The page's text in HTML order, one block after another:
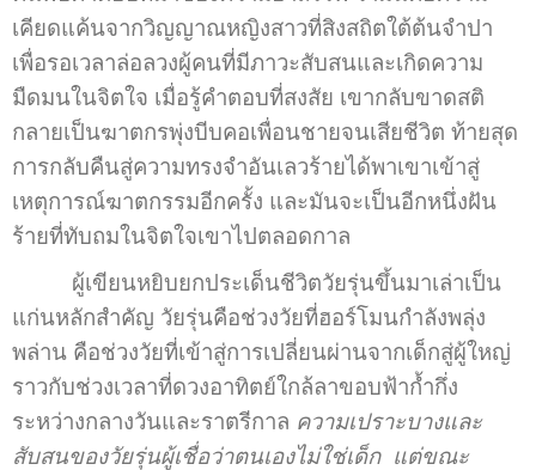
เคียดแค้นจากวิญญาณหญิงสาวที่สิงสถิตใต้ต้นจำปา
เพื่อรอเวลาล่อลวงผู้คนที่มีภาวะสับสนและเกิดความ
มืดมนในจิตใจ เมื่อรู้คำตอบที่สงสัย เขากลับขาดสติ
กลายเป็นฆาตกรพุ่งบีบคอเพื่อนชายจนเสียชีวิต ท้ายสุด
การกลับคืนสู่ความทรงจำอันเลวร้ายได้พาเขาเข้าสู่
เหตุการณ์ฆาตกรรมอีกครั้ง และมันจะเป็นอีกหนึ่งฝัน
ร้ายที่ทับถมในจิตใจเขาไปตลอดกาล
ผู้เขียนหยิบยกประเด็นชีวิตวัยรุ่นขึ้นมาเล่าเป็น
แก่นหลักสำคัญ วัยรุ่นคือช่วงวัยที่ฮอร์โมนกำลังพลุ่ง
พล่าน คือช่วงวัยที่เข้าสู่การเปลี่ยนผ่านจากเด็กสู่ผู้ใหญ่
ราวกับช่วงเวลาที่ดวงอาทิตย์ใกล้ลาขอบฟ้าก้ำกึ่ง
ระหว่างกลางวันและราตรีกาล ความเปราะบางและ
สับสนของวัยรุ่นผู้เชื่อว่าตนเองไม่ใช่เด็ก แต่ขณะ